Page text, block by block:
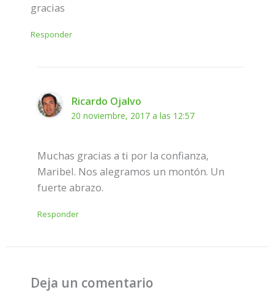
gracias
Responder
Ricardo Ojalvo
20 noviembre, 2017 a las 12:57
Muchas gracias a ti por la confianza,
Maribel. Nos alegramos un montón. Un
fuerte abrazo.
Responder
Deja un comentario